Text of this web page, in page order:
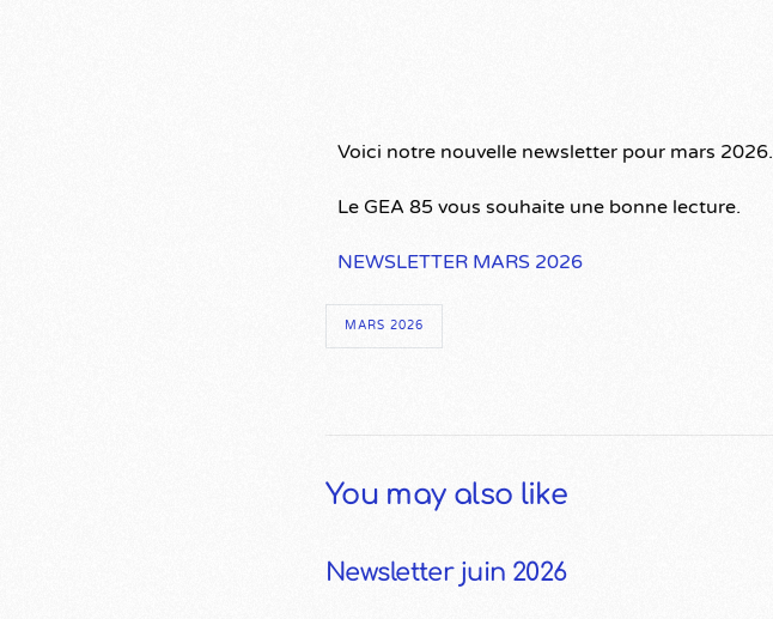
Voici notre nouvelle newsletter pour mars 2026.
Le GEA 85 vous souhaite une bonne lecture.
NEWSLETTER MARS 2026
MARS 2026
You may also like
Newsletter juin 2026